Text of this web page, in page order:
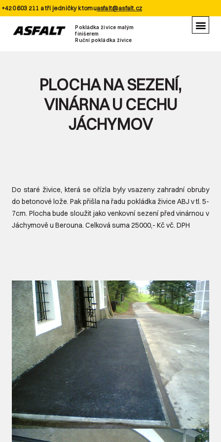
Pokládka živice malým
finišerem
Ruční pokládka živice
+420 603 211 a tři jedničky k tomuasfalt@asfalt.cz
PLOCHA NA SEZENÍ,
VINÁRNA U CECHU
JÁCHYMOV
Do staré živice, která se ořízla byly vsazeny zahradní obruby
do betonové lože. Pak přišla na řadu pokládka živice ABJ v tl. 5-
7cm. Plocha bude sloužit jako venkovní sezení před vinárnou v
Jáchymově u Berouna. Celková suma 25000,- Kč vč. DPH